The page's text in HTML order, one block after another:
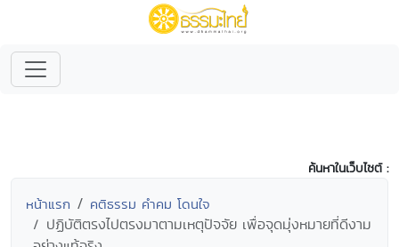
ค้นหาในเว็บไซต์ :
หน้าแรก คติธรรม คำคม โดนใจ
ปฏิบัติตรงไปตรงมาตามเหตุปัจจัย เพื่อจุดมุ่งหมายที่ดีงาม